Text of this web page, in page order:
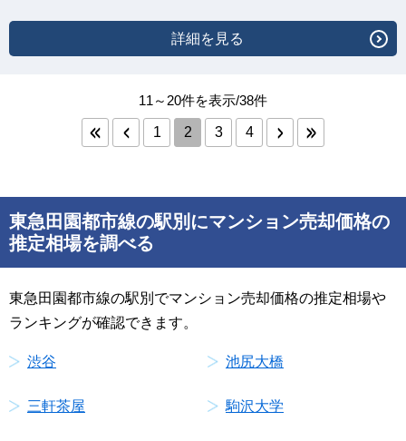
詳細を見る
11～20件を表示/38件
1 2 3 4
東急田園都市線の駅別にマンション売却価格の
推定相場を調べる
東急田園都市線の駅別でマンション売却価格の推定相場や
ランキングが確認できます。
渋谷 池尻大橋
三軒茶屋 駒沢大学